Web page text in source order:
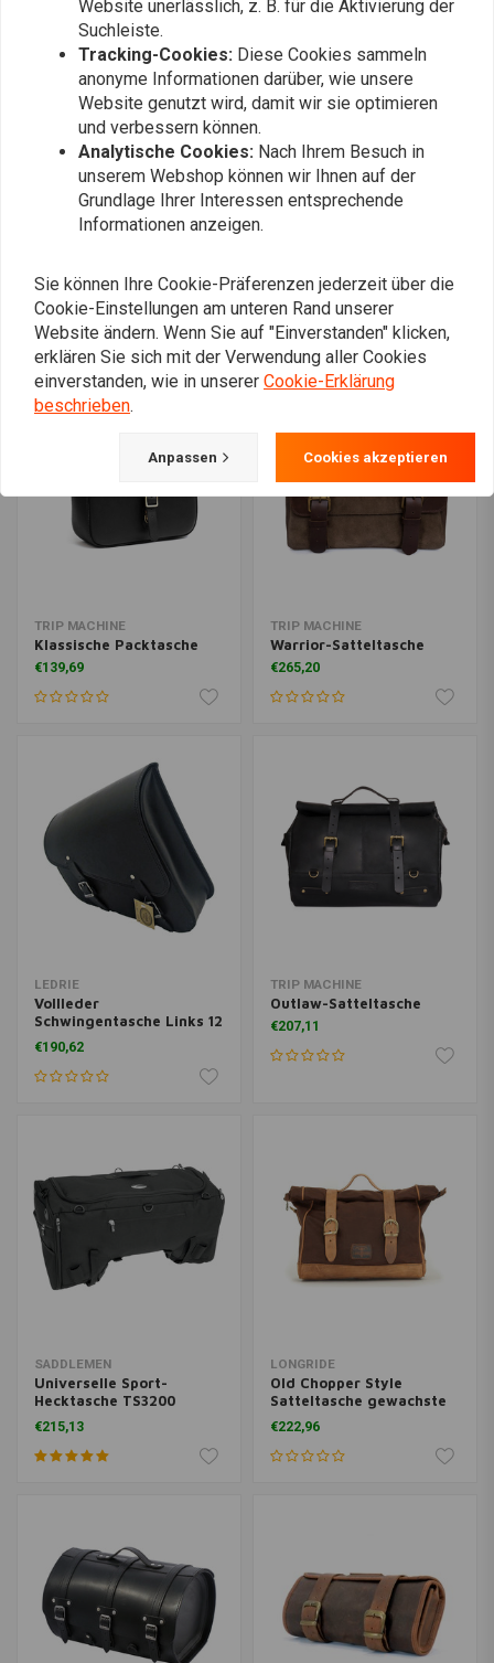
Satteltasche Set 22 Liter
€326,70
€104,96
TRIP MACHINE
Klassische Packtasche
€139,69
TRIP MACHINE
Warrior-Satteltasche
€265,20
LEDRIE
Vollleder
Schwingentasche Links 12
Liter – Schwarz
€190,62
TRIP MACHINE
Outlaw-Satteltasche
€207,11
SADDLEMEN
Universelle Sport-
Hecktasche TS3200
Deluxe
€215,13
LONGRIDE
Old Chopper Style
Satteltasche gewachste
Baumwolle
€222,96
Website unerlässlich, z. B. für die Aktivierung der
Suchleiste.
Tracking-Cookies: Diese Cookies sammeln
anonyme Informationen darüber, wie unsere
Website genutzt wird, damit wir sie optimieren
und verbessern können.
Analytische Cookies: Nach Ihrem Besuch in
unserem Webshop können wir Ihnen auf der
Grundlage Ihrer Interessen entsprechende
Informationen anzeigen.
Sie können Ihre Cookie-Präferenzen jederzeit über die
Cookie-Einstellungen am unteren Rand unserer
Website ändern. Wenn Sie auf "Einverstanden" klicken,
erklären Sie sich mit der Verwendung aller Cookies
einverstanden, wie in unserer Cookie-Erklärung
beschrieben.
Anpassen Cookies akzeptieren